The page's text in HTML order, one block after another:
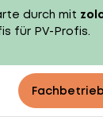
durch mit
für PV-Profis.